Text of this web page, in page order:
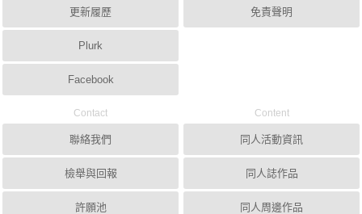
更新履歷
Plurk
Facebook
免責聲明
Contact
聯絡我們
檢舉與回報
許願池
Content
同人活動資訊
同人誌作品
同人周邊作品